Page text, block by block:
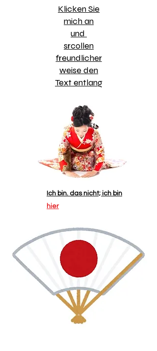
​Klicken Sie
mich an
und
srcollen
freundlicher
weise den
Text entlang
Ich bin. das nicht; ich bin
hier